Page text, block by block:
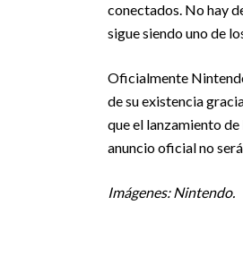
conectados. No hay
sigue siendo uno de
Oficialmente
de su existencia
que el lanzamiento
anuncio oficial no
Imágenes: Nintendo.